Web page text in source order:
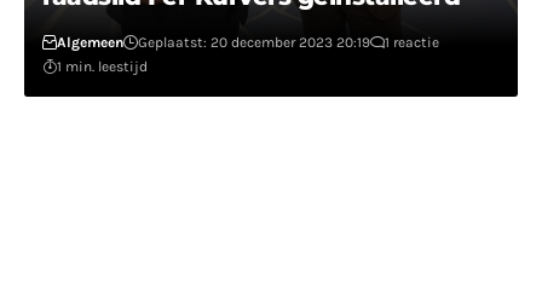
Algemeen Geplaatst: 20 december 2023 20:19
1 reactie
1 min. leestijd